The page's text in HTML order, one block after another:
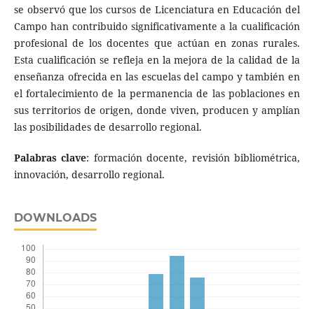
se observó que los cursos de Licenciatura en Educación del
Campo han contribuido significativamente a la cualificación
profesional de los docentes que actúan en zonas rurales.
Esta cualificación se refleja en la mejora de la calidad de la
enseñanza ofrecida en las escuelas del campo y también en
el fortalecimiento de la permanencia de las poblaciones en
sus territorios de origen, donde viven, producen y amplían
las posibilidades de desarrollo regional.
Palabras clave: formación docente, revisión bibliométrica,
innovación, desarrollo regional.
DOWNLOADS